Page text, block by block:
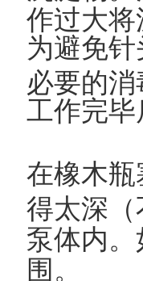
作过大将
为避免
必要的
工作完
在橡木
得太深（
泵体内
围。